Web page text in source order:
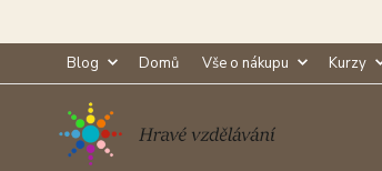
Blog Domů Vše o nákupu Kurzy